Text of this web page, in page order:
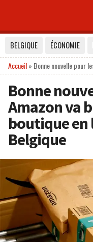
BELGIQUE ÉCONOMIE
Accueil» Bonne nouvelle pour
Bonne
Amazon va
boutique en
Belgique